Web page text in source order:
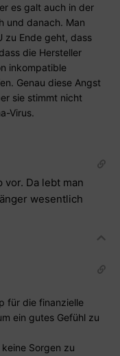
es galt auch in der
und danach. Man
zu Ende geht, dass
die Hersteller
inkompatible
Genau diese Angst
sie stimmt nicht
Virus.
vor. Da lebt man
wesentlich
für die finanzielle
ein gutes Gefühl zu
Sorgen zu